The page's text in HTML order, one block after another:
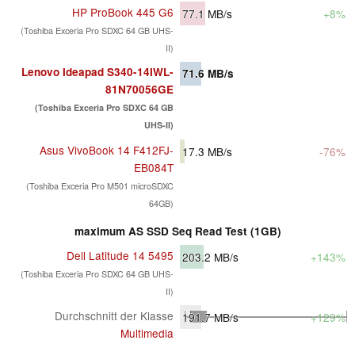
HP ProBook 445 G6
(Toshiba Exceria Pro SDXC 64 GB UHS-
II)
77.1 MB/s +8%
Lenovo Ideapad S340-14IWL-
81N70056GE
(Toshiba Exceria Pro SDXC 64 GB
UHS-II)
71.6 MB/s
Asus VivoBook 14 F412FJ-
EB084T
(Toshiba Exceria Pro M501 microSDXC
64GB)
17.3 MB/s -76%
maximum AS SSD Seq Read Test (1GB)
Dell Latitude 14 5495
(Toshiba Exceria Pro SDXC 64 GB UHS-
II)
203.2 MB/s +143%
Durchschnitt der Klasse
Multimedia
191.7MB/s +129%